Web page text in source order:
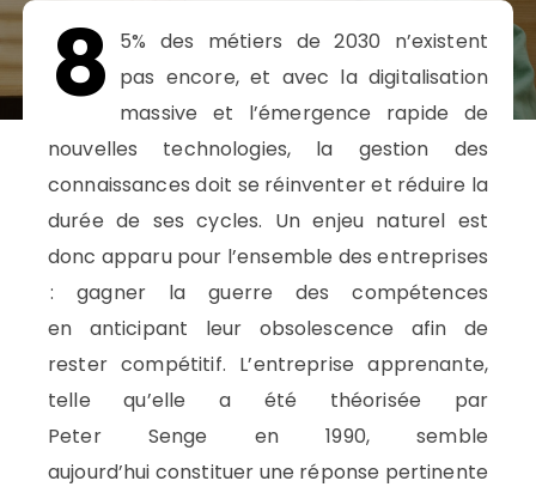
8 5% des métiers de 2030 n’existent
pas encore, et avec la digitalisation
massive
et l’émergence rapide de
nouvelles technologies, la gestion des
connaissances doit se réinventer et réduire la
durée de ses cycles. Un enjeu naturel est
donc apparu pour l’ensemble des entreprises
: gagner la guerre des compétences
en anticipant leur obsolescence afin de
rester compétitif. L’entreprise apprenante,
telle qu’elle a été théorisée par
Peter Senge en 1990,semble
aujourd’hui constituer une réponse pertinente